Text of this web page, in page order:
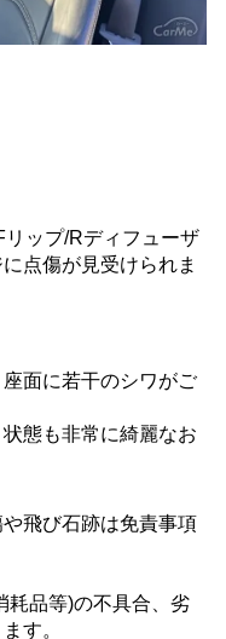
ップ/Rディフューザ
点傷が見受けられま
面に若干のシワがご
態も非常に綺麗なお
飛び石跡は免責事項
耗品等)の不具合、劣
す。